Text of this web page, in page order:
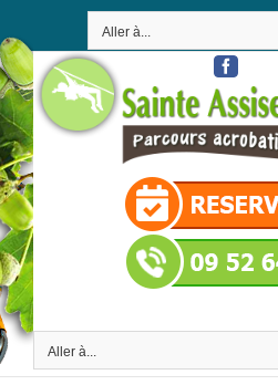
contenu
Aller à...
Facebook
Aller à...